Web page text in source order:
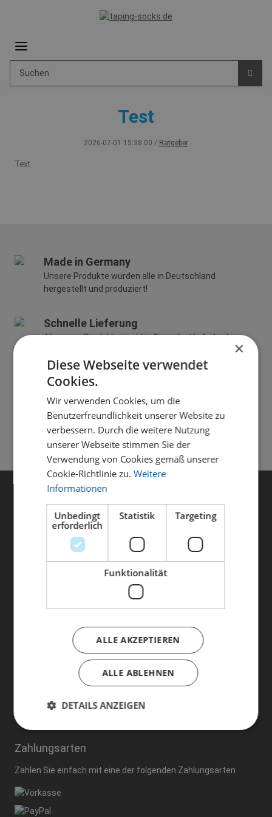
Test
2026-07-01 15:38:00 / Ratgeber
Text
Made in Germany
Unsere Produkte wurden alle in Deutschland
hergestellt und produziert!
Schnelle Lieferung
All unsere Produkte sind für Sie sofort lieferbar!
Lieferung in viele Länder
Wir versenden europaweit!
Familienunternehmen
Langjährige Erfahrung in der Orthopädieschuhtechnik!
Kontakt
Schlachthausstr. 11
92224 Amberg
09621/42379
info@taping-socks.de
Versandinformationen
Widerrufsrecht
Zahlungsarten
Zahlen Sie einfach mit eine der folgenden Zahlungsarten
×
Diese Webseite verwendet
Cookies.
Wir verwenden Cookies, um die
Benutzerfreundlichkeit unserer Website zu
verbessern. Durch die weitere Nutzung
unserer Webseite stimmen Sie der
Verwendung von Cookies gemäß unserer
Cookie-Richtlinie zu.Weitere
Informationen
Unbedingt
erforderlich
Statistik Targeting
Funktionalität
ALLE AKZEPTIEREN
ALLE ABLEHNEN
DETAILS ANZEIGEN